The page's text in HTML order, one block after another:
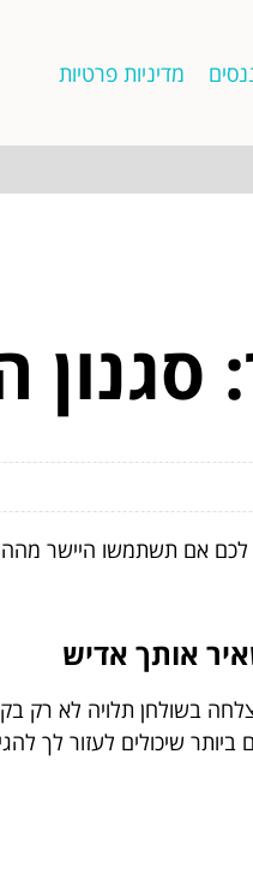
מדיניות פרטיות
לכם אם תשתמשו היישר
אותך אדיש
בשולחן תלויה לא רק
שיכולים לעזור